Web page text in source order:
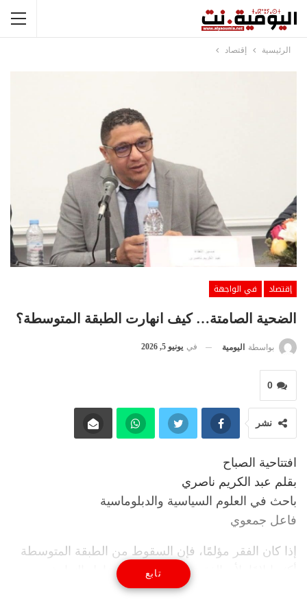
الرئيسية إقتصاد
إقتصاد
في الواجهة
الضحية الصامتة… كيف انهارت الطبقة المتوسطة؟
بواسطة اليومية في يونيو 5, 2026
0
نشر
افتتاحية الصباح
بقلم عبد الكريم ناصري
باحث في العلوم السياسية والدبلوماسية
فاعل جمعوي
إذا كان الفقر مؤلمًا، فإن السقوط من الطبقة المتوسطة
أكثر إيلامًا. لأن الفقير يعرف وضعه ويحاول التعايش معه،
أما ابن الطبقة المتوسطة فيجد نفسه كل يوم يفقد جزءا
تابع